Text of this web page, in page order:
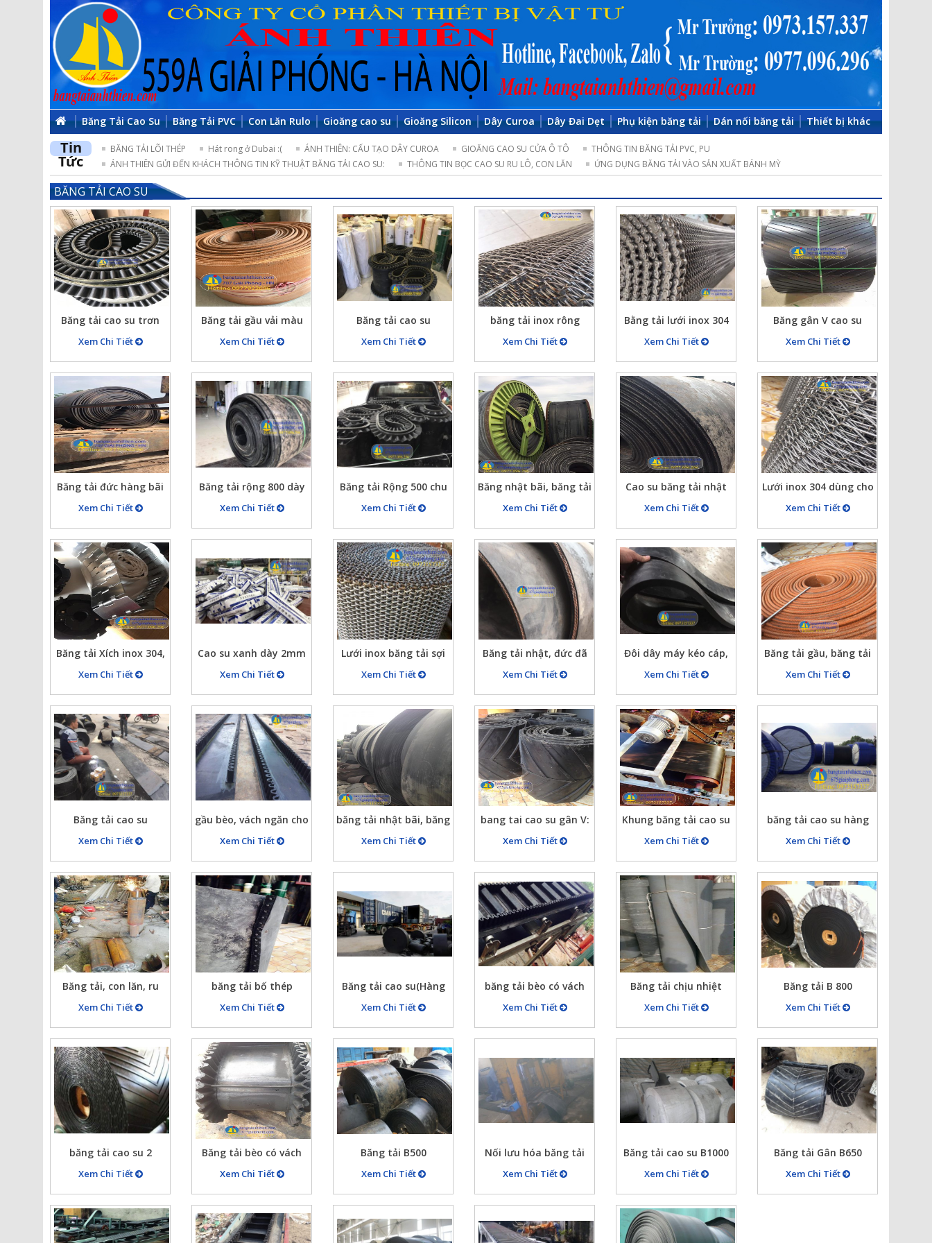
Băng Tải Cao Su Băng Tải PVC Con Lăn Rulo Gioăng cao su Gioăng Silicon Dây Curoa Dây Đai Dẹt Phụ kiện băng tải Dán nối băng tải Thiết bị khác
Tin
Tức
BĂNG TẢI LÕI THÉP Hát rong ở Dubai :( ÁNH THIÊN: CẤU TẠO DÂY CUROA GIOĂNG CAO SU CỬA Ô TÔ
THÔNG TIN BĂNG TẢI PVC, PU
ÁNH THIÊN GỬI ĐẾN KHÁCH THÔNG TIN KỸ THUẬT BĂNG TẢI CAO SU:
THÔNG TIN BỌC CAO SU RU LÔ, CON LĂN ỨNG DỤNG BĂNG TẢI VÀO SẢN XUẤT BÁNH MỲ
BĂNG TẢI CAO SU
Băng tải cao su trơn
B500X5X10 chu vi nối
tròn 10900mm, dán
bèo hai bên cao 50mm
Xem Chi Tiết
Băng tải gầu vải màu
đỏ cam B300x8mm
Xem Chi Tiết
Băng tải cao su
B650x5x10 có vách
chắn hai bên chu vi dài
4500mm
Xem Chi Tiết
băng tải inox rông
500mm sợi 2mm bước
lưới 12×20
Xem Chi Tiết
Bằng tải lưới inox 304
xích 50 ty 6mm rộng
800 dài 20m
Xem Chi Tiết
Băng gân V cao su
rộng 800 dày 16mm cả
gân
Xem Chi Tiết
Băng tải đức hàng bãi
90% dày 15mm
Xem Chi Tiết
Băng tải rộng 800 dày
10mm, 5 lớp bố vải chịu
lực
Xem Chi Tiết
Băng tải Rộng 500 chu
vi 10m có bèo 2 bên
mép băng tải
Xem Chi Tiết
Băng nhật bãi, băng tải
cao su Nhật ( Đức)
dùng tải cát đá
Xem Chi Tiết
Cao su băng tải nhật
mới 90% băng dày
15mm khổ rộng
1000mm, 4 lớp bố
ep250
Xem Chi Tiết
Lưới inox 304 dùng cho
băng tải, bước ly x6,
6×8, 5×10, 6×12,
….18×30
Xem Chi Tiết
Băng tải Xích inox 304,
bang tai xich, bánh
răng cho băng tải xích
tại Ánh Thiên 675 Giải
Phóng – HN
Xem Chi Tiết
Cao su xanh dày 2mm
chống tĩnh điện dùng
trong các ngành công
nghiệp điện tử
Xem Chi Tiết
Lưới inox băng tải sợi
1.2 mm, 2mm…, băng
tải lưới inox tại Ánh
Thiên
Xem Chi Tiết
Băng tải nhật, đức đã
qua sử dụng, hàng
băng tải bãi nhật đức
balan
Xem Chi Tiết
Đôi dây máy kéo cáp,
dây curoa băng tải cho
máy kéo cáp
Xem Chi Tiết
Băng tải gầu, băng tải
để bắt gầu, băng tải
vải…
Xem Chi Tiết
Băng tải cao su
Xem Chi Tiết
gầu bèo, vách ngăn cho
băng tải cao su
Xem Chi Tiết
băng tải nhật bãi, băng
tải đức đã qua sử dụng
Xem Chi Tiết
bang tai cao su gân V:
B500x3, B600x4,…
Xem Chi Tiết
Khung băng tải cao su
L9000xR800
Xem Chi Tiết
băng tải cao su hàng
vừa xuống công
Xem Chi Tiết
Băng tải, con lăn, ru
lô…
Xem Chi Tiết
băng tải bố thép
Xem Chi Tiết
Băng tải cao su(Hàng
về)
Xem Chi Tiết
băng tải bèo có vách
ngăn
Xem Chi Tiết
Băng tải chịu nhiệt
silicon
Xem Chi Tiết
Băng tải B 800
Xem Chi Tiết
băng tải cao su 2
Xem Chi Tiết
Băng tải bèo có vách
ngăn
Xem Chi Tiết
Băng tải B500
Xem Chi Tiết
Nối lưu hóa băng tải
Xem Chi Tiết
Băng tải cao su B1000
mới
Xem Chi Tiết
Băng tải Gân B650
Xem Chi Tiết